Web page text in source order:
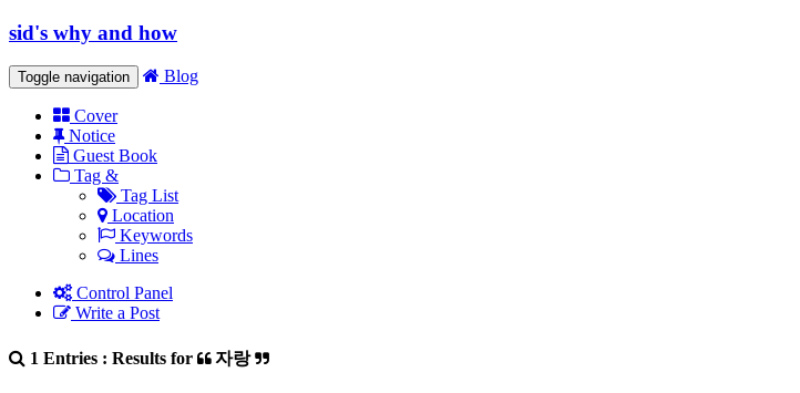
sid's why and how
Toggle navigation Blog
Cover
Notice
Guest Book
Tag &
Tag List
Location
Keywords
Lines
Control Panel
Write a Post
1 Entries : Results for 자랑